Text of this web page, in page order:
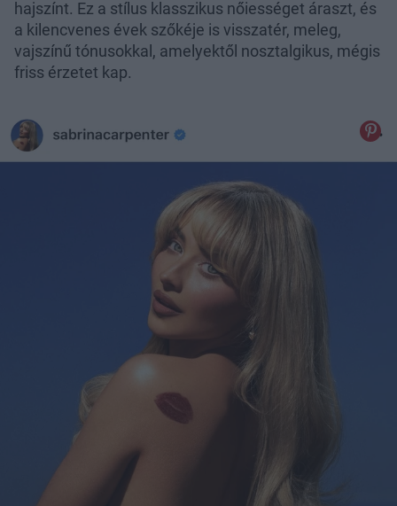
hajszínt. Ez a stílus klasszikus nőiességet áraszt, és
a kilencvenes évek szőkéje is visszatér, meleg,
vajszínű tónusokkal, amelyektől nosztalgikus, mégis
friss érzetet kap.